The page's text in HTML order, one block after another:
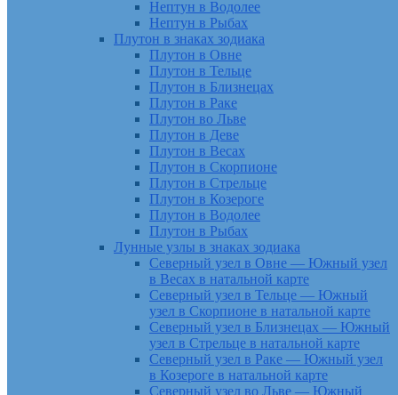
Нептун в Водолее
Нептун в Рыбах
Плутон в знаках зодиака
Плутон в Овне
Плутон в Тельце
Плутон в Близнецах
Плутон в Раке
Плутон во Льве
Плутон в Деве
Плутон в Весах
Плутон в Скорпионе
Плутон в Стрельце
Плутон в Козероге
Плутон в Водолее
Плутон в Рыбах
Лунные узлы в знаках зодиака
Северный узел в Овне — Южный узел
в Весах в натальной карте
Северный узел в Тельце — Южный
узел в Скорпионе в натальной карте
Северный узел в Близнецах — Южный
узел в Стрельце в натальной карте
Северный узел в Раке — Южный узел
в Козероге в натальной карте
Северный узел во Льве — Южный